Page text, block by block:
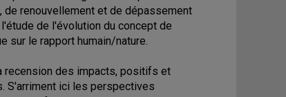
renouvellement et de dépassement
de l'évolution du concept de
sur le rapport humain/nature.
recension des impacts, positifs et
S'arriment ici les perspectives